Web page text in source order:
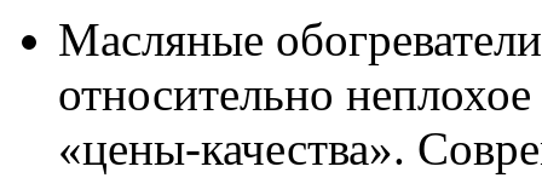
Масляные
относительно
«цены-качества».